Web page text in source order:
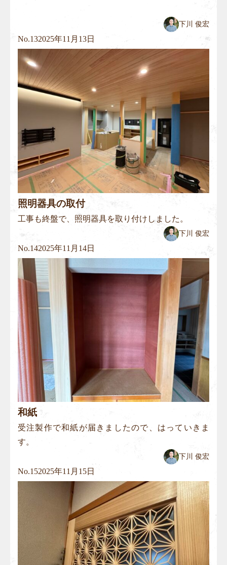
下川 俊宏
No.132025年11月13日
照明器具の取付
工事も終盤で、照明器具を取り付けしました。
下川 俊宏
No.142025年11月14日
和紙
受注製作で和紙が届きましたので、はっていきま
す。
下川 俊宏
No.152025年11月15日